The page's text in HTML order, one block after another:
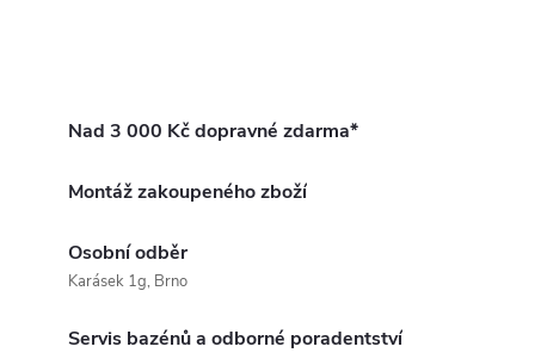
Nad 3 000 Kč dopravné zdarma*
Montáž zakoupeného zboží
Osobní odběr
Karásek 1g, Brno
Servis bazénů a odborné poradentství